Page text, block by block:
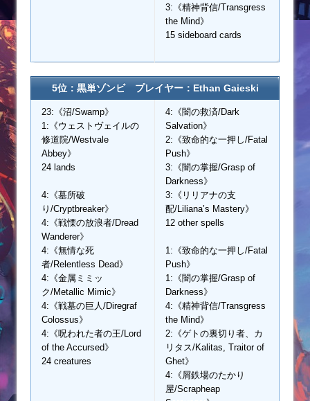
3:《精神背信/Transgress
the Mind》
15 sideboard cards
5位：黒単ゾンビ プレイヤー：Ethan Gaieski
23:《沼/Swamp》
1:《ウェストヴェイルの
修道院/Westvale
Abbey》
24 lands
4:《墓所破
り/Cryptbreaker》
4:《戦慄の放浪者/Dread
Wanderer》
4:《無情な死
者/Relentless Dead》
4:《金属ミミッ
ク/Metallic Mimic》
4:《戦墓の巨人/Diregraf
Colossus》
4:《呪われた者の王/Lord
of the Accursed》
24 creatures
4:《闇の救済/Dark
Salvation》
2:《致命的な一押し/Fatal
Push》
3:《闇の掌握/Grasp of
Darkness》
3:《リリアナの支
配/Liliana’s Mastery》
12 other spells
1:《致命的な一押し/Fatal
Push》
1:《闇の掌握/Grasp of
Darkness》
4:《精神背信/Transgress
the Mind》
2:《ゲトの裏切り者、カ
リタス/Kalitas, Traitor of
Ghet》
4:《屑鉄場のたかり
屋/Scrapheap